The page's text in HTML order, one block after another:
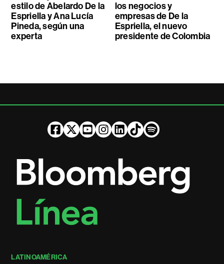
estilo de Abelardo De la
Espriella y Ana Lucía
Pineda, según una
experta
los negocios y
empresas de De la
Espriella, el nuevo
presidente de Colombia
LATINOAMÉRICA